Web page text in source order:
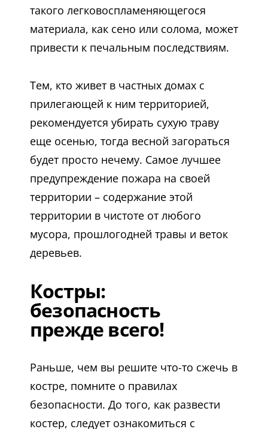
такого легковоспламеняющегося
материала, как сено или солома, может
привести к печальным последствиям.
Тем, кто живет в частных домах с
прилегающей к ним территорией,
рекомендуется убирать сухую траву
еще осенью, тогда весной загораться
будет просто нечему. Самое лучшее
предупреждение пожара на своей
территории – содержание этой
территории в чистоте от любого
мусора, прошлогодней травы и веток
деревьев.
Костры:
безопасность
прежде всего!
Раньше, чем вы решите что-то сжечь в
костре, помните о правилах
безопасности. До того, как развести
костер, следует ознакомиться с